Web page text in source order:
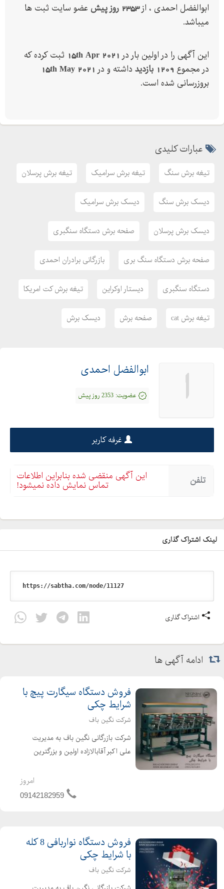
ابوالفضل احمدی ، از2353 روز پیش
عضو سایت ثبت ها
میباشد.
این آگهی را در اولین بار در 15th Apr 2021 ثبت کرده که
در مجموع 1209 بازدید داشته و در 15th May 2021
بروزرسانی شده است.
عبارات کلیدی
تیغه برش سنگ تیغه برش سرامیک تیغه برش پرسلان
دیسک برش سنگ دیسک برش سرامیک
دیسک برش پرسلان صفحه برش دستگاه سنگبری
صفحه برش دستگاه سنگ بری بازرگانی برادران احمدی
دستگاه سنگبری دیستار اوکراین تیغه برش کت امریکا
تیغه برش cat صفحه برش دیسک برش
ا ابوالفضل احمدی
عضویت: 2353 روز پیش
غرفه کاربر
تلفن این آگهی منقضی شده بنابراین اطلاعات
تماس نمایش داده نمیشود!
لینک اشتراک گذاری
اشتراک گذاری
ادامه آگهی ها
فروش دستگاه سیگارت پیچ با
شرایط چکی
شرکت نگین باف
شرکت بازرگانی نگین باف به مدیریت
علی اکبر آقابالازاده اولین و بزرگترین
نساجی از جمله دستگاه سیگارت پیچ با
برندهای معتبر و با سرعت بالا به صورت
امروز
09142182959
فروش دستگاه نواربافی 8 کله
با شرایط چکی
شرکت نگین باف